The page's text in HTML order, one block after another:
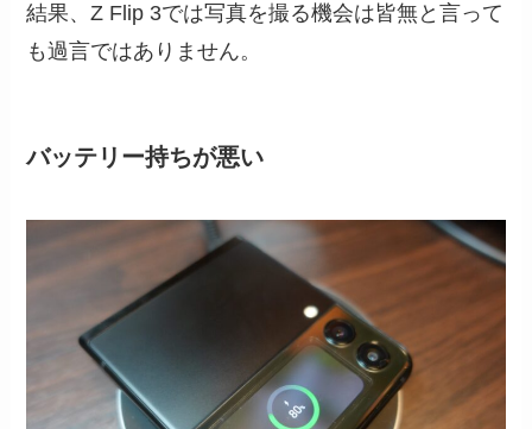
結果、Z Flip 3では写真を撮る機会は皆無と言って
も過言ではありません。
バッテリー持ちが悪い